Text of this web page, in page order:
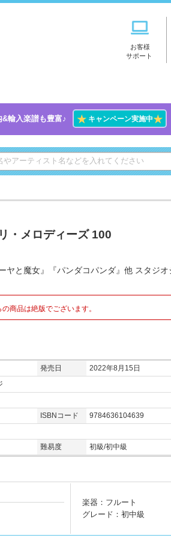
お客様
サポート
&輸入楽譜も豊富♪ ★キャンペーン実施中★
・メロディーズ 100
ヤと魔女』『パンダコパンダ』他 スタジオ
商品は絶版でございます。
発売日
2022年8月15日
ISBNコード
9784636104639
難易度 初級/初中級
楽器：フルート
グレード：初中級